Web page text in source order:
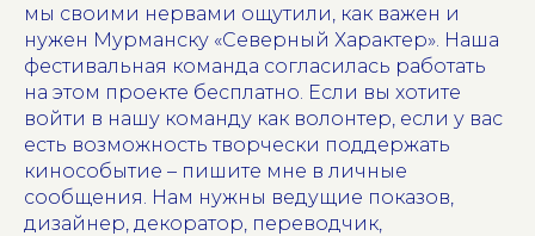
мы своими нервами ощутили, как важен и
нужен Мурманску «Северный Характер». Наша
фестивальная команда согласилась работать
на этом проекте бесплатно. Если вы хотите
войти в нашу команду как волонтер, если у вас
есть возможность творчески поддержать
кинособытие – пишите мне в личные
сообщения. Нам нужны ведущие показов,
дизайнер, декоратор, переводчик,